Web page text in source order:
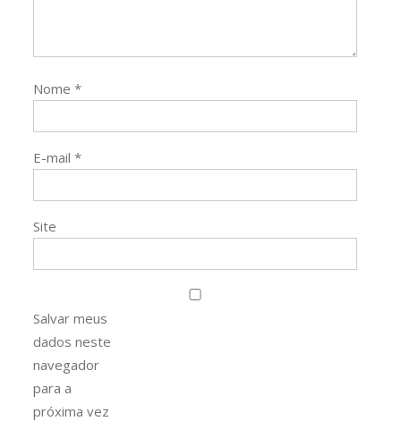
Nome*
E-mail*
Site
Salvar meus
dados neste
navegador
para a
próxima vez